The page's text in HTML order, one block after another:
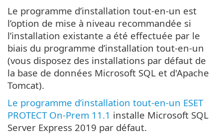
Le programme d’installation tout-en-un est
l’option de mise à niveau recommandée si
l’installation existante a été effectuée par le
biais du programme d’installation tout-en-un
(vous disposez des installations par défaut de
la base de données Microsoft SQL et d'Apache
Tomcat).
Le programme d’installation tout-en-un ESET
PROTECT On-Prem 11.1 installe Microsoft SQL
Server Express 2019 par défaut.